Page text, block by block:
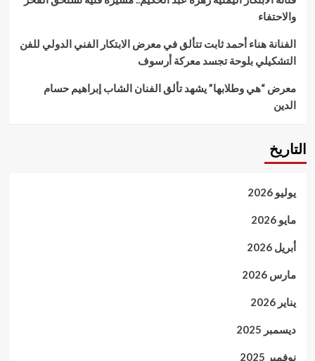
والاحتفاء
الفنانة هناء أحمد ثابت تتألق في معرض الابتكار الفني الدولي للفن
التشكيلي بلوحة تجسد معركة أرسوف
معرض “هي وطلابها” يشهد تألق الفنان الشاب إبراهيم حسام
الدين
التاريخ
يوليو 2026
مايو 2026
أبريل 2026
مارس 2026
يناير 2026
ديسمبر 2025
نوفمبر 2025